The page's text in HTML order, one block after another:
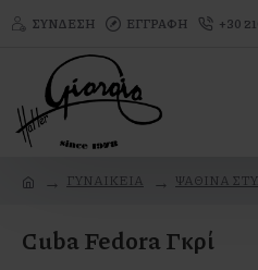
ΣΎΝΔΕΣΗ ΕΓΓΡΑΦΉ +30
ΓΥΝΑΙΚΕΙΑ ΨΑΘΙΝΑ
Cuba Fedora Γκρί